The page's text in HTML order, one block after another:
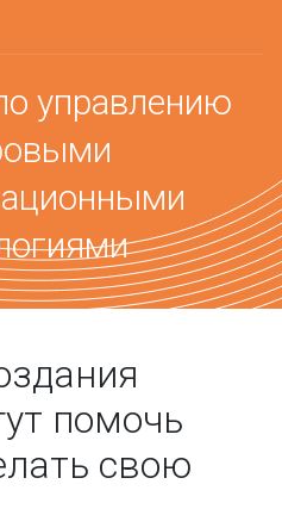
управлению
помочь
свою